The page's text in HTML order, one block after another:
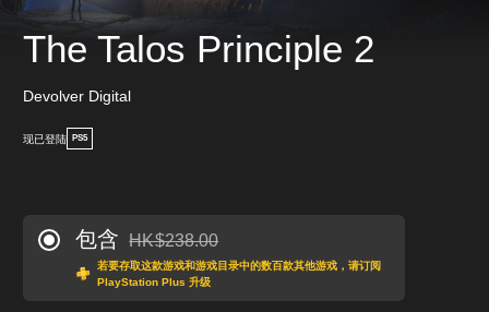
The Talos Principle 2
Devolver Digital
现已登陆 PS5
包含 从原价HK$238.00折扣优惠
HK$238.00
若要存取这款游戏和游戏目录中的数百款其他游戏，请订阅
PlayStation Plus 升级